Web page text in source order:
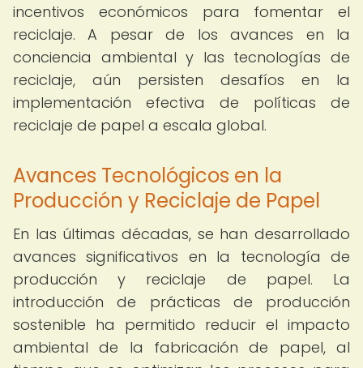
incentivos económicos para fomentar el
reciclaje. A pesar de los avances en la
conciencia ambiental y las tecnologías de
reciclaje, aún persisten desafíos en la
implementación efectiva de políticas de
reciclaje de papel a escala global.
Avances Tecnológicos en la
Producción y Reciclaje de Papel
En las últimas décadas, se han desarrollado
avances significativos en la tecnología de
producción y reciclaje de papel. La
introducción de prácticas de producción
sostenible ha permitido reducir el impacto
ambiental de la fabricación de papel, al